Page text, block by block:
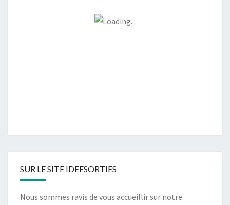
SUR LE SITE IDEESORTIES
Nous sommes ravis de vous accueillir sur notre